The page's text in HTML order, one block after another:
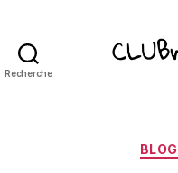
Recherche
BLOG